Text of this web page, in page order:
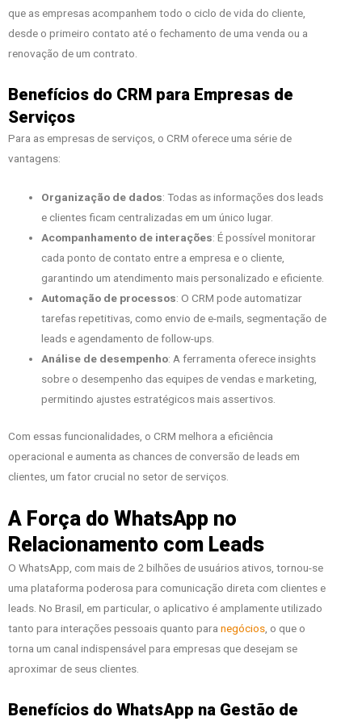
que as empresas acompanhem todo o ciclo de vida do cliente,
desde o primeiro contato até o fechamento de uma venda ou a
renovação de um contrato.
Benefícios do CRM para Empresas de
Serviços
Para as empresas de serviços, o CRM oferece uma série de
vantagens:
Organização de dados: Todas as informações dos leads
e clientes ficam centralizadas em um único lugar.
Acompanhamento de interações: É possível monitorar
cada ponto de contato entre a empresa e o cliente,
garantindo um atendimento mais personalizado e eficiente.
Automação de processos: O CRM pode automatizar
tarefas repetitivas, como envio de e-mails, segmentação de
leads e agendamento de follow-ups.
Análise de desempenho: A ferramenta oferece insights
sobre o desempenho das equipes de vendas e marketing,
permitindo ajustes estratégicos mais assertivos.
Com essas funcionalidades, o CRM melhora a eficiência
operacional e aumenta as chances de conversão de leads em
clientes, um fator crucial no setor de serviços.
A Força do WhatsApp no
Relacionamento com Leads
O WhatsApp, com mais de 2 bilhões de usuários ativos, tornou-se
uma plataforma poderosa para comunicação direta com clientes e
leads. No Brasil, em particular, o aplicativo é amplamente utilizado
tanto para interações pessoais quanto para negócios , o que o
torna um canal indispensável para empresas que desejam se
aproximar de seus clientes.
Benefícios do WhatsApp na Gestão de